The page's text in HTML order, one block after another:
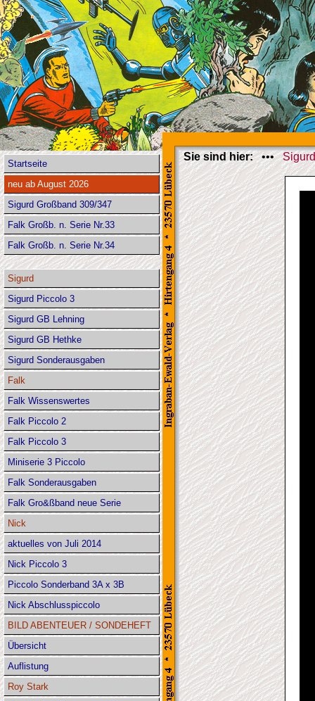
Startseite
neu ab August 2026
Sigurd Großband 309/347
Falk Großb. n. Serie Nr.33
Falk Großb. n. Serie Nr.34
Sigurd
Sigurd Piccolo 3
Sigurd GB Lehning
Sigurd GB Hethke
Sigurd Sonderausgaben
Falk
Falk Wissenswertes
Falk Piccolo 2
Falk Piccolo 3
Miniserie 3 Piccolo
Falk Sonderausgaben
Falk Gro&ßband neue Serie
Nick
aktuelles von Juli 2014
Nick Piccolo 3
Piccolo Sonderband 3A x 3B
Nick Abschlusspiccolo
BILD ABENTEUER / SONDEHEFT
Übersicht
Auflistung
Roy Stark
Sie sind hier:•••